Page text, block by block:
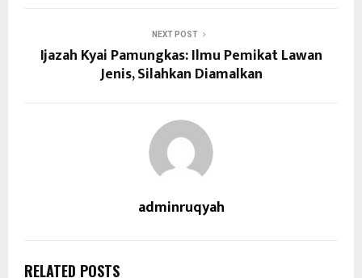
NEXT POST
Ijazah Kyai Pamungkas: Ilmu Pemikat Lawan
Jenis, Silahkan Diamalkan
adminruqyah
RELATED POSTS